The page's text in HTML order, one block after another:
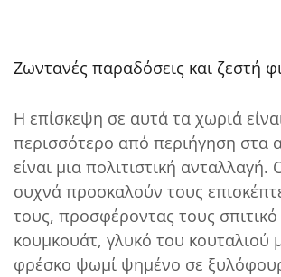
Ζωντανές παραδόσεις και ζεστή
Η επίσκεψη σε αυτά τα χωριά
περισσότερο από περιήγηση στα
είναι μια πολιτιστική ανταλλαγή.
συχνά προσκαλούν τους
τους, προσφέροντας τους σπιτικό
κουμκουάτ, γλυκό του κουταλιού
φρέσκο ψωμί ψημένο σε